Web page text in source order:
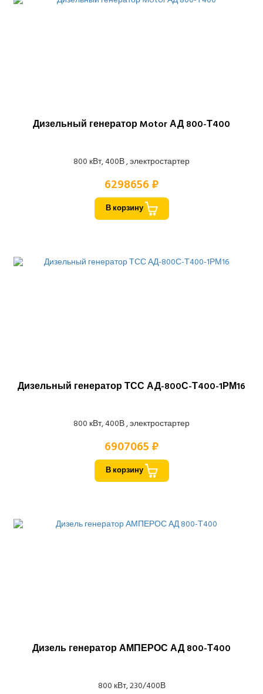
Дизельный генератор Motor АД 800-Т400
800 кВт, 400В , электростартер
6298656 ₽
В корзину
Дизельный генератор ТСС АД-800С-Т400-1РМ16
800 кВт, 400В , электростартер
6907065 ₽
В корзину
Дизель генератор АМПЕРОС АД 800-Т400
800 кВт, 230/400В